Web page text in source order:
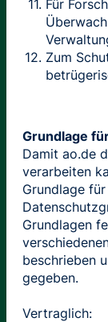
Für
Zum
Grundlage
Damit ao.de
verarbeiten
Grundlage
Grundlagen
beschrieben
gegeben.
Vertraglich: